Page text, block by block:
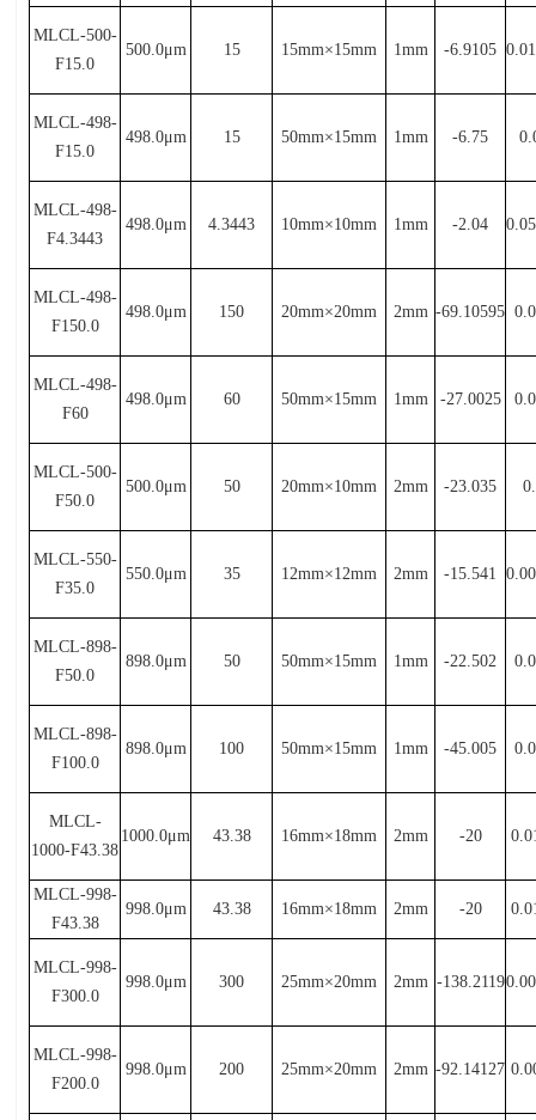
MLCL-500-
F15.0
500.0μm 15 15mm×15mm 1mm -6.9105
MLCL-498-
F15.0
498.0μm 15 50mm×15mm 1mm -6.75
MLCL-498-
F4.3443
498.0μm 4.3443 10mm×10mm 1mm -2.04
MLCL-498-
F150.0
498.0μm 150 20mm×20mm 2mm -69.10595
MLCL-498-
F60
498.0μm 60 50mm×15mm 1mm -27.0025
MLCL-500-
F50.0
500.0μm 50 20mm×10mm 2mm -23.035
MLCL-550-
F35.0
550.0μm 35 12mm×12mm 2mm -15.541
MLCL-898-
F50.0
898.0μm 50 50mm×15mm 1mm -22.502
MLCL-898-
F100.0
898.0μm 100 50mm×15mm 1mm -45.005
MLCL-
1000-F43.38
1000.0μm 43.38 16mm×18mm 2mm -20
MLCL-998-
F43.38
998.0μm 43.38 16mm×18mm 2mm -20
MLCL-998-
F300.0
998.0μm 300 25mm×20mm 2mm -138.2119
MLCL-998-
F200.0
998.0μm 200 25mm×20mm 2mm -92.14127